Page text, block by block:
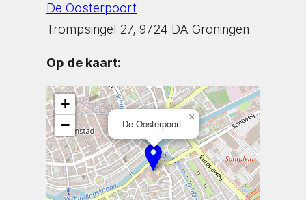
De Oosterpoort
Trompsingel 27, 9724 DA Groningen
Op de kaart:
De Oosterpoort
×
+
−